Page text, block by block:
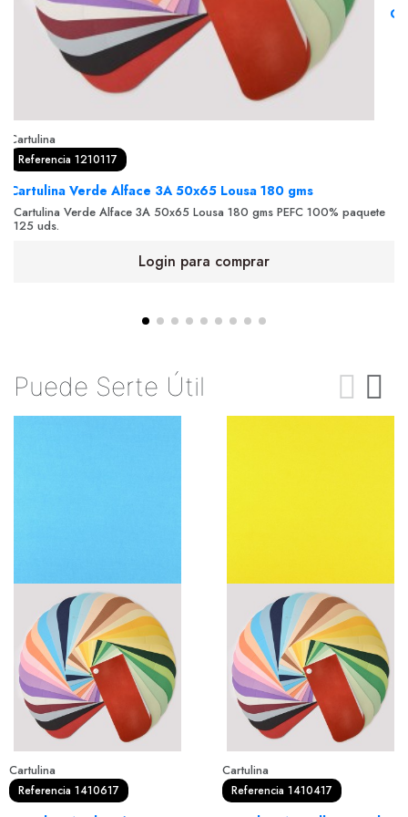
Cartulina
Referencia 1210117
Cartulina Verde Alface 3A 50x65 Lousa 180 gms
Cartulina Verde Alface 3A 50x65 Lousa 180 gms PEFC 100% paquete
125 uds.
Login para comprar
Puede Serte Útil
Cartulina
Referencia 1410617
Cartulina
Referencia 1410417